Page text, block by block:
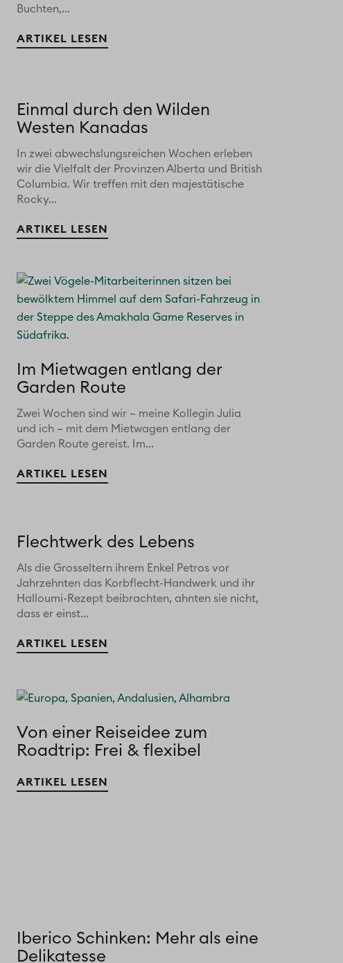
Buchten,...
ARTIKEL LESEN
Einmal durch den Wilden
Westen Kanadas
In zwei abwechslungsreichen Wochen erleben
wir die Vielfalt der Provinzen Alberta und British
Columbia. Wir treffen mit den majestätische
Rocky...
ARTIKEL LESEN
Im Mietwagen entlang der
Garden Route
Zwei Wochen sind wir – meine Kollegin Julia
und ich – mit dem Mietwagen entlang der
Garden Route gereist. Im...
ARTIKEL LESEN
Flechtwerk des Lebens
Als die Grosseltern ihrem Enkel Petros vor
Jahrzehnten das Korbflecht-Handwerk und ihr
Halloumi-Rezept beibrachten, ahnten sie nicht,
dass er einst...
ARTIKEL LESEN
Von einer Reiseidee zum
Roadtrip: Frei & flexibel
ARTIKEL LESEN
Iberico Schinken: Mehr als eine
Delikatesse